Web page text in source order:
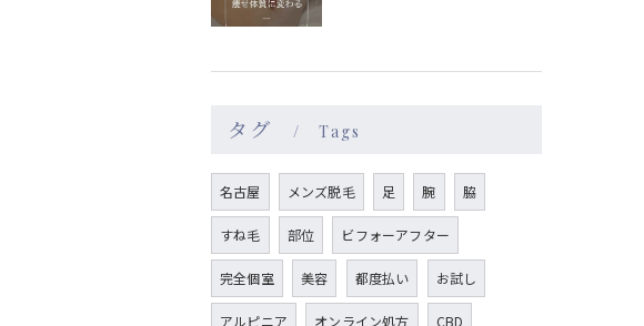
タグ Tags
名古屋 メンズ脱毛 足 腕 脇
すね毛 部位 ビフォーアフター
完全個室 美容 都度払い お試し
アルピニア オンライン処方 CBD